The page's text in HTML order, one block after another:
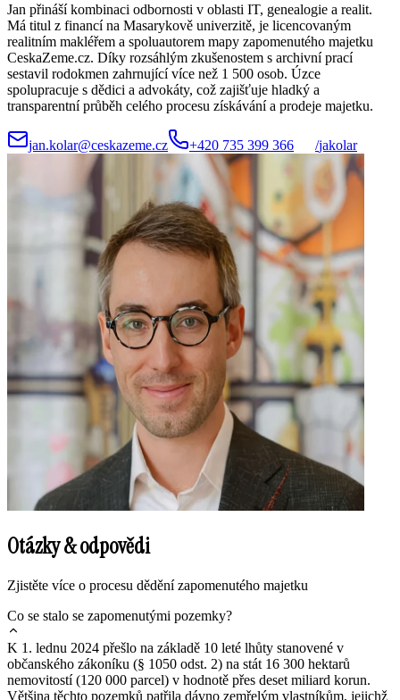
Jan přináší kombinaci odbornosti v oblasti IT, genealogie a realit.
Má titul z financí na Masarykově univerzitě, je licencovaným
realitním makléřem a spoluautorem mapy zapomenutého majetku
CeskaZeme.cz. Díky rozsáhlým zkušenostem s archivní prací
sestavil rodokmen zahrnující více než 1 500 osob. Úzce
spolupracuje s dědici a advokáty, což zajišťuje hladký a
transparentní průběh celého procesu získávání a prodeje majetku.
jan.kolar@ceskazeme.cz +420 735 399 366 /jakolar
Otázky & odpovědi
Zjistěte více o procesu dědění zapomenutého majetku
Co se stalo se zapomenutými pozemky?
K 1. lednu 2024 přešlo na základě 10 leté lhůty stanovené v
občanského zákoníku (§ 1050 odst. 2) na stát 16 300 hektarů
nemovitostí (120 000 parcel) v hodnotě přes deset miliard korun.
Většina těchto pozemků patřila dávno zemřelým vlastníkům, jejichž